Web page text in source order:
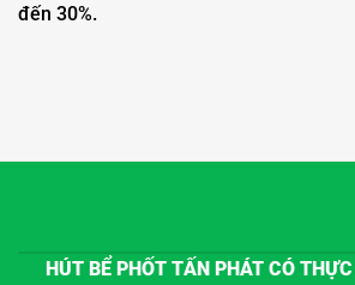
đến 30%.
HÚT BỂ PHỐT TẤN PHÁT CÓ